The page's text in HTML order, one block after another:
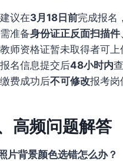
建议在3月18日前完成报名
需准备身份证正反面扫描件
教师资格证暂未取得者可上
报名信息提交后48小时内
缴费成功后不可修改报考岗
高频问题解答
片背景颜色选错怎么办？